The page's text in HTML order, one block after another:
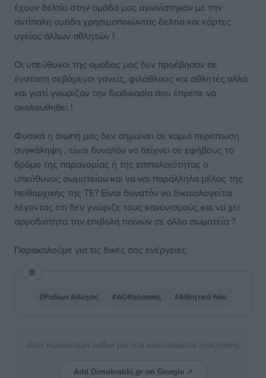
έχουν δελτίο στην ομάδα μας αγωνίστηκαν με την
αντίπαλη ομάδα χρησιμοποιώντας δελτία και κάρτες
υγείας άλλων αθλητών !
Οι υπεύθυνοι της ομάδας μας δεν προέβησαν σε
ένσταση σεβόμενοι γονείς, φιλάθλους και αθλητές αλλά
και γιατί γνώριζαν την διαδικασία που έπρεπε να
ακολουθηθεί !
Φυσικά η σιωπή μας δεν σημαίνει σε καμιά περίπτωση
συγκάληψη , είναι δυνατόν να δείχνει σε εφήβους το
δρόμο της παρανομίας ή της επιπολαιότητας ο
υπεύθυνος σωματείου και να ναι παράλληλα μέλος της
πειθαρχικής της ΤΕ? Είναι δυνατόν να δικαιολογείται
λέγοντας ότι δεν γνώριζε τους κανονισμούς και να χει
αρμοδιότητα την επιβολή ποινών σε άλλα σωματεία ?
Παρακαλούμε για τις δικές σας ενέργειες.
#Ροδίων Άθλησις #ΑΟΚολοσσός #Αθλητικά Νέα
Δείτε περισσότερα άρθρα μας στα αποτελέσματα αναζήτησης
Add Dimokratiki.gr on Google ↗